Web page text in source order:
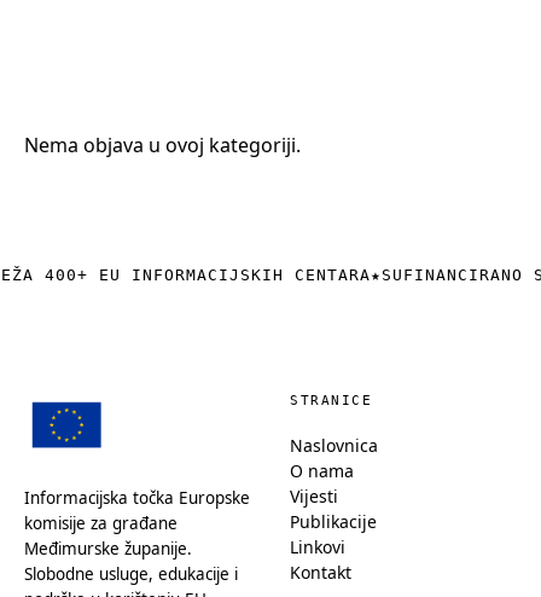
Nema objava u ovoj kategoriji.
400+ EU INFORMACIJSKIH CENTARA★ SUFINANCIRANO
Informacijska točka Europske
komisije za građane
Međimurske županije.
Slobodne usluge, edukacije i
STRANICE
Naslovnica
O nama
Vijesti
Publikacije
Linkovi
Kontakt